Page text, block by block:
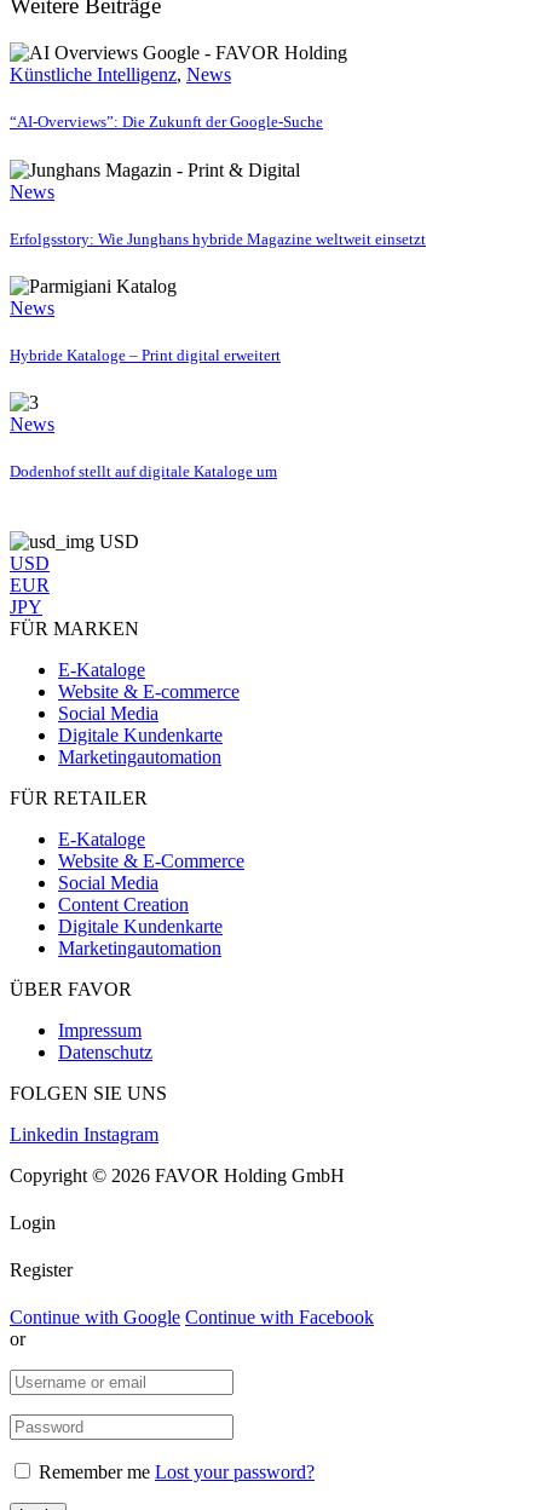
Weitere Beiträge
Künstliche Intelligenz, News
“AI-Overviews”: Die Zukunft der Google-Suche
News
Erfolgsstory: Wie Junghans hybride Magazine weltweit einsetzt
News
Hybride Kataloge – Print digital erweitert
News
Dodenhof stellt auf digitale Kataloge um
USD
USD
EUR
JPY
FÜR MARKEN
E-Kataloge
Website & E-commerce
Social Media
Digitale Kundenkarte
Marketingautomation
FÜR RETAILER
E-Kataloge
Website & E-Commerce
Social Media
Content Creation
Digitale Kundenkarte
Marketingautomation
ÜBER FAVOR
Impressum
Datenschutz
FOLGEN SIE UNS
Linkedin Instagram
Copyright © 2026 FAVOR Holding GmbH
Login
Register
Continue with Google Continue with Facebook
or
Remember me Lost your password?